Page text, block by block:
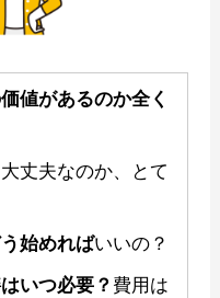
値があるのか全く
丈夫なのか、とて
始めればいいの？
いつ必要？ 費用は